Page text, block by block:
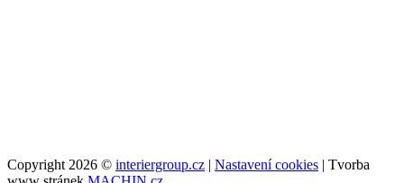
Copyright 2026 © interiergroup.cz | Nastavení cookies | Tvorba